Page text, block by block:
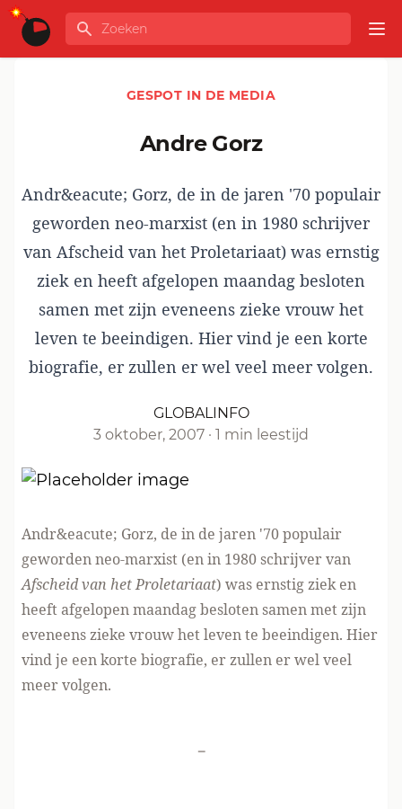
Ga naar de inhoud
GLOBALINFO
Zoeken
GESPOT IN DE MEDIA
Andre Gorz
Andr&eacute; Gorz, de in de jaren '70 populair
geworden neo-marxist (en in 1980 schrijver
van Afscheid van het Proletariaat) was ernstig
ziek en heeft afgelopen maandag besloten
samen met zijn eveneens zieke vrouw het
leven te beeindigen. Hier vind je een korte
biografie, er zullen er wel veel meer volgen.
GLOBALINFO
3 oktober, 2007 · 1 min leestijd
Andr&eacute; Gorz, de in de jaren '70 populair
geworden neo-marxist (en in 1980 schrijver van
Afscheid van het Proletariaat) was ernstig ziek en
heeft afgelopen maandag besloten samen met zijn
eveneens zieke vrouw het leven te beeindigen. Hier
vind je een korte biografie, er zullen er wel veel
meer volgen.
-